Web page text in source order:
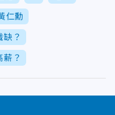
仁勳
？
？